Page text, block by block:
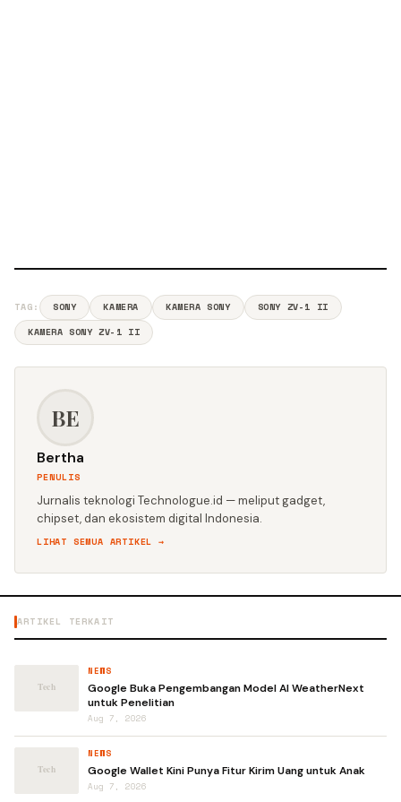
TAG: SONY KAMERA KAMERA SONY
SONY ZV-1 II
KAMERA SONY ZV-1 II
BE
Bertha
PENULIS
Jurnalis teknologi Technologue.id — meliput gadget,
chipset, dan ekosistem digital Indonesia.
LIHAT SEMUA ARTIKEL →
ARTIKEL TERKAIT
NEWS
Google Buka Pengembangan Model AI WeatherNext
untuk Penelitian
Aug 7, 2026
NEWS
Google Wallet Kini Punya Fitur Kirim Uang untuk Anak
Aug 7, 2026